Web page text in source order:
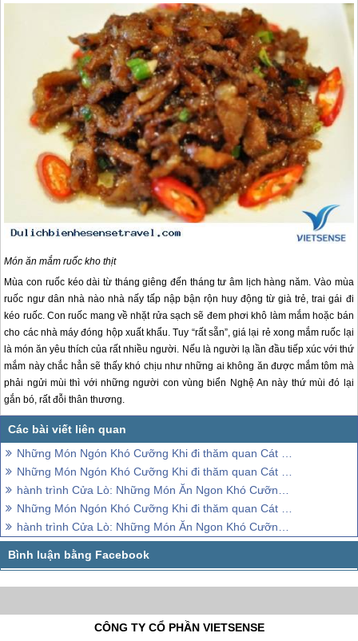
là món ăn yêu thích của rất nhiều người. Nếu là người lạ lần đầu tiếp xúc với thứ
mắm này chắc hẳn sẽ thấy khó chịu như những ai không ăn được mắm tôm mà
phải ngửi mùi thì với những người con vùng biển Nghệ An này thứ mùi đó lại
gắn bó, rất đỗi thân thương.
Những Món Ngón Khó Cưỡng Khi đi thăm quan Cát Bà (P3)
Những Món Ngón Khó Cưỡng Khi đi thăm quan Cát Bà (P1)
hành trình Cửa Lò: Những Món Ăn Ngon Khó Cưỡng (P3)
Những Món Ngón Khó Cưỡng Khi đi thăm quan Cát Bà (P2)
hành trình Cửa Lò: Những Món Ăn Ngon Khó Cưỡng (P2)
CÔNG TY CỔ PHẦN VIETSENSE
Trụ Sở Tại Hà Nội:Số 88 Xã Đàn – Quận Đống Đa – Hà Nội
Email: Info@vietsensetravel.com,
Website:www.vietsensetravel.com,
Giấy chứng nhận đăng ký kinh doanh số: 0104731205 do Sở kế hoạch và đầu
tư TP Hà Nội cấp ngày 03/06/2010 Giấy phép lữ hành Quốc Tế số: 01-
CHẤP NHẬN THANH TOÁN